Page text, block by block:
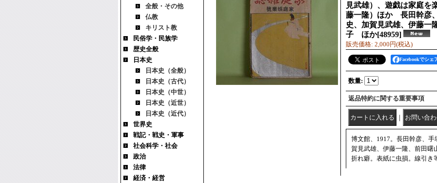
全般・その他
仏教
キリスト教
民俗学・民族学
歴史全般
日本史
日本史（全般）
日本史（古代）
日本史（中世）
日本史（近世）
日本史（近代）
世界史
戦記・戦史・軍事
社会科学・社会
政治
法律
経済・経営
見武雄）、遊戯は家庭を
藤一隆）ほか 長田幹彦
史、加賀見武雄、伊藤一
子 ほか[48959]
販売価格: 2,000円(税込)
Facebookでシェ
数量:
返品特約に関する重要事項
｜
博文館、1917。長田幹彦、
賀見武雄、伊藤一隆、前田
折れ癖。表紙に虫損。線引き